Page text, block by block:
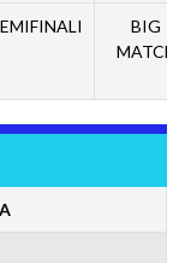
BIG
MATCH